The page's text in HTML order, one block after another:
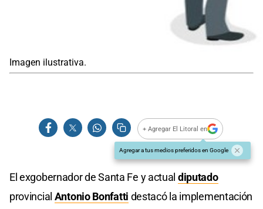
Imagen ilustrativa.
+ Agregar El Litoral en
Agregar a tus medios preferidos en Google
El exgobernador de Santa Fe y actual diputado
provincial Antonio Bonfatti destacó la implementación